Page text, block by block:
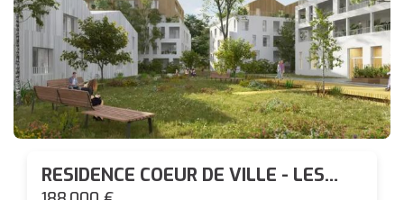
RESIDENCE COEUR DE VILLE - LES
SORINIERES - T2 + BALCON